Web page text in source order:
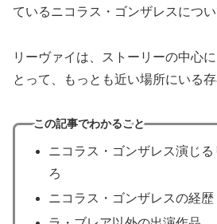
ているニコラス・ゴンザレスについ
リーヴァイは、ストーリーの中心
とって、もっとも近い場所にいる存
この記事でわかること
ニコラス・ゴンザレス演じる
ろ
ニコラス・ゴンザレスの経歴